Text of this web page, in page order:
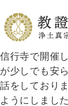
信行寺で開催
が少しでも安
話をしており
ようにしまし